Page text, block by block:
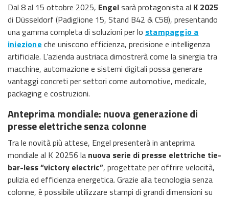
Dal 8 al 15 ottobre 2025, Engelsarà protagonista al K 2025
di Düsseldorf (Padiglione 15, Stand B42 & C58), presentando
una gamma completa di soluzioni per lo stampaggio a
iniezione che uniscono efficienza, precisione e intelligenza
artificiale. L’azienda austriaca dimostrerà come la sinergia tra
macchine, automazione e sistemi digitali possa generare
vantaggi concreti per settori come automotive, medicale,
packaging e costruzioni.
Anteprima mondiale: nuova generazione di
presse elettriche senza colonne
Tra le novità più attese, Engel presenterà in anteprima
mondiale al K 20256 la nuova serie di presse elettriche tie-
bar-less “victory electric”, progettate per offrire velocità,
pulizia ed efficienza energetica. Grazie alla tecnologia senza
colonne, è possibile utilizzare stampi di grandi dimensioni su